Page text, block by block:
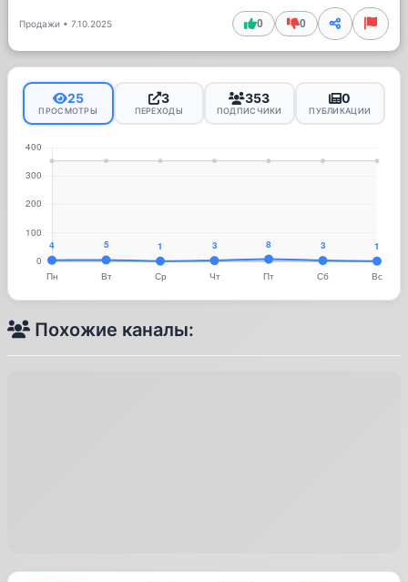
Продажи • 7.10.2025 0 0
25
ПРОСМОТРЫ
3
ПЕРЕХОДЫ
353
ПОДПИСЧИКИ
0
ПУБЛИКАЦИИ
Похожие каналы: